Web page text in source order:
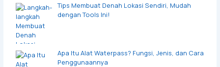
Tips Membuat Denah Lokasi Sendiri, Mudah
dengan Tools Ini!
Apa Itu Alat Waterpass? Fungsi, Jenis, dan Cara
Penggunaannya